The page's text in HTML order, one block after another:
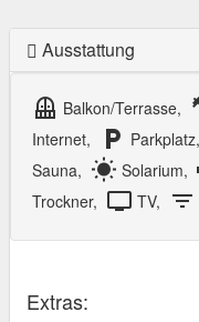
Ausstattung
balcony Balkon/Terrasse,
Internet, local_parking Parkplatz,
Sauna, wb_sunny Solarium,
Trockner, tv TV, filter_list
Extras: